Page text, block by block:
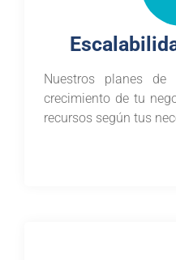
Nuestros planes
crecimiento de tu
recursos según tus